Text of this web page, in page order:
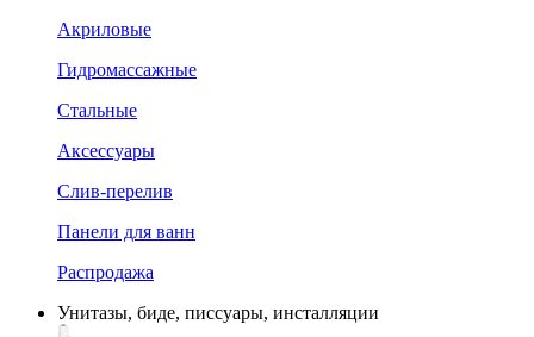
Акриловые
Гидромассажные
Стальные
Аксессуары
Слив-перелив
Панели для ванн
Распродажа
Унитазы, биде, писсуары, инсталляции